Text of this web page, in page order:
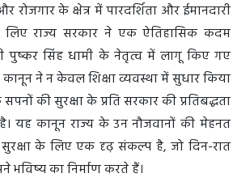
रोजगार के क्षेत्र में पारदर्शिता और ईमानदारी
राज्य सरकार ने एक ऐतिहासिक कदम
पुष्कर सिंह धामी के नेतृत्व में लागू किए गए
ने न केवल शिक्षा व्यवस्था में सुधार किया
की सुरक्षा के प्रति सरकार की प्रतिबद्धता
यह कानून राज्य के उन नौजवानों की मेहनत
के लिए एक दृढ़ संकल्प है, जो दिन-रात
का निर्माण करते हैं।